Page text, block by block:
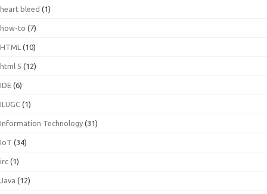
heart bleed (1)
how-to (7)
HTML (10)
html 5 (12)
IDE (6)
ILUGC (1)
Information Technology (31)
IoT (34)
irc (1)
Java (12)